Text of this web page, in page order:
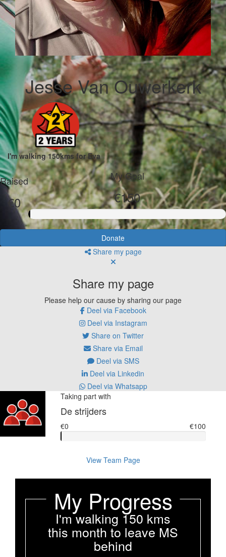
Jesse Van Ouwerkerk
I'm walking 150kms for Eva
Raised
€0
My Goal
€150
Donate
Share my page
Share my page
Please help our cause by sharing our page
Deel via Facebook
Deel via Instagram
Share on Twitter
Share via Email
Deel via SMS
Deel via Linkedin
Deel via Whatsapp
Taking part with
De strijders
€0 €100
View Team Page
My Progress
I'm walking 150 kms
this month to leave MS
behind